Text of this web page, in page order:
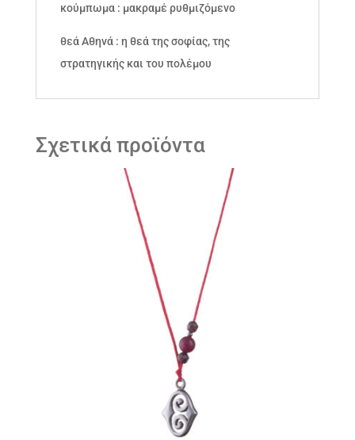
κούμπωμα : μακραμέ ρυθμιζόμενο
θεά Αθηνά : η θεά της σοφίας, της
στρατηγικής και του πολέμου
Σχετικά προϊόντα